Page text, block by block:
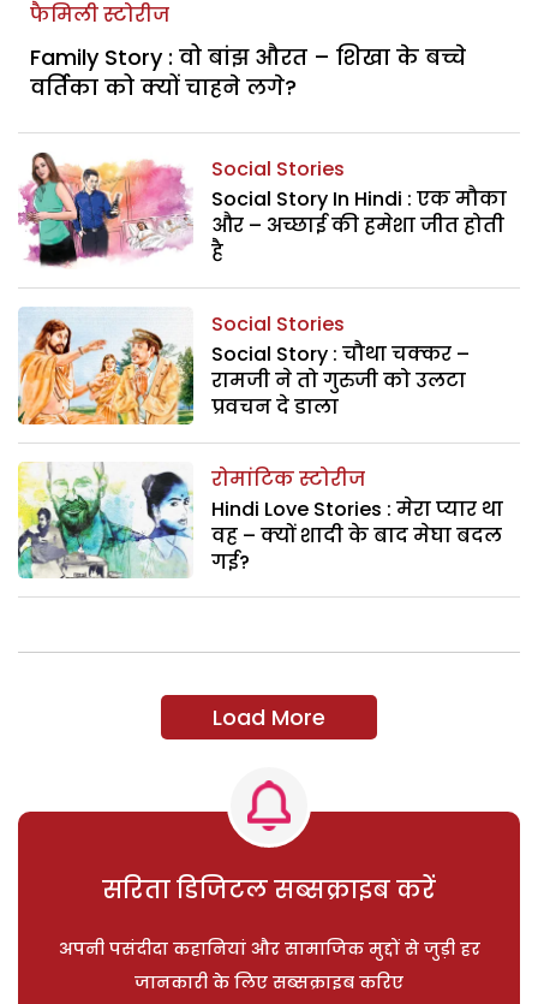
फैमिली स्टोरीज
Family Story : वो बांझ औरत – शिखा के बच्चे
वर्तिका को क्यों चाहने लगे?
Social Stories
Social Story In Hindi : एक मौका
और – अच्छाई की हमेशा जीत होती
है
Social Stories
Social Story : चौथा चक्कर –
रामजी ने तो गुरुजी को उलटा
प्रवचन दे डाला
रोमांटिक स्टोरीज
Hindi Love Stories : मेरा प्यार था
वह – क्यों शादी के बाद मेघा बदल
गई?
Load More
सरिता डिजिटल सब्सक्राइब करें
अपनी पसंदीदा कहानियां और सामाजिक मुद्दों से जुड़ी हर
जानकारी के लिए सब्सक्राइब करिए